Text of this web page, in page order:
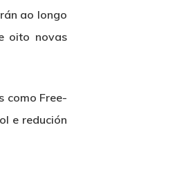
ao longo
oito novas
como Free-
e redución